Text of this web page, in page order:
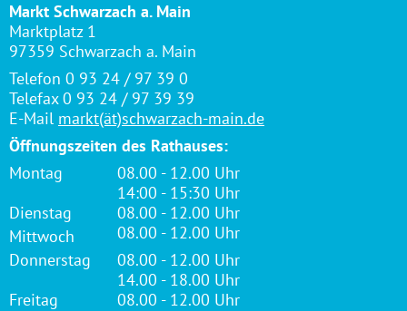
Markt Schwarzach a. Main
Marktplatz 1
97359 Schwarzach a. Main
Telefon 0 93 24 / 97 39 0
Telefax 0 93 24 / 97 39 39
E-Mail markt(ät)schwarzach-main.de
Öffnungszeiten des Rathauses:
Montag
08.00 - 12.00 Uhr
14:00 - 15:30 Uhr
Dienstag
08.00 - 12.00 Uhr
Mittwoch
08.00 - 12.00 Uhr
Donnerstag
08.00 - 12.00 Uhr
14.00 - 18.00 Uhr
Freitag
08.00 - 12.00 Uhr